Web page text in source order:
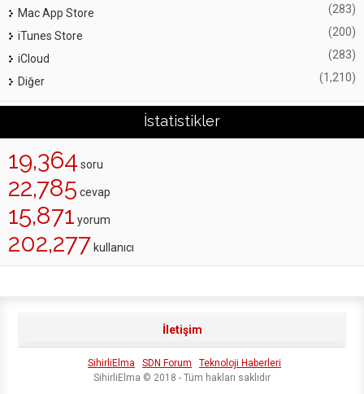
Mac App Store (283)
iTunes Store (200)
iCloud (283)
Diğer (1,210)
İstatistikler
19,364 soru
22,785 cevap
15,871 yorum
202,277 kullanıcı
İletişim
SihirliElma SDN Forum
Teknoloji Haberleri
SihirliElma © 2018 - Tüm hakları saklıdır